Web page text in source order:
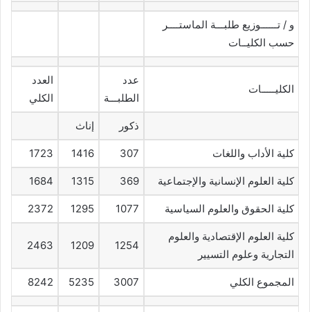
و / تــــــوزيع طلبـــة الماستــــر
حسب الكليــات
الكليـــــات
عدد
الطلبـــة
العدد
الكلي
ذكور إناث
كلية الأداب واللغات 307
1416
1723
كلية العلوم الإنسانية والإجتماعية 369
1315
1684
كلية الحقوق والعلوم السياسية 1077
1295
2372
كلية العلوم الإقتصادية والعلوم
التجارية وعلوم التسيير
1254
1209
2463
المجموع الكلي 3007
5235
8242